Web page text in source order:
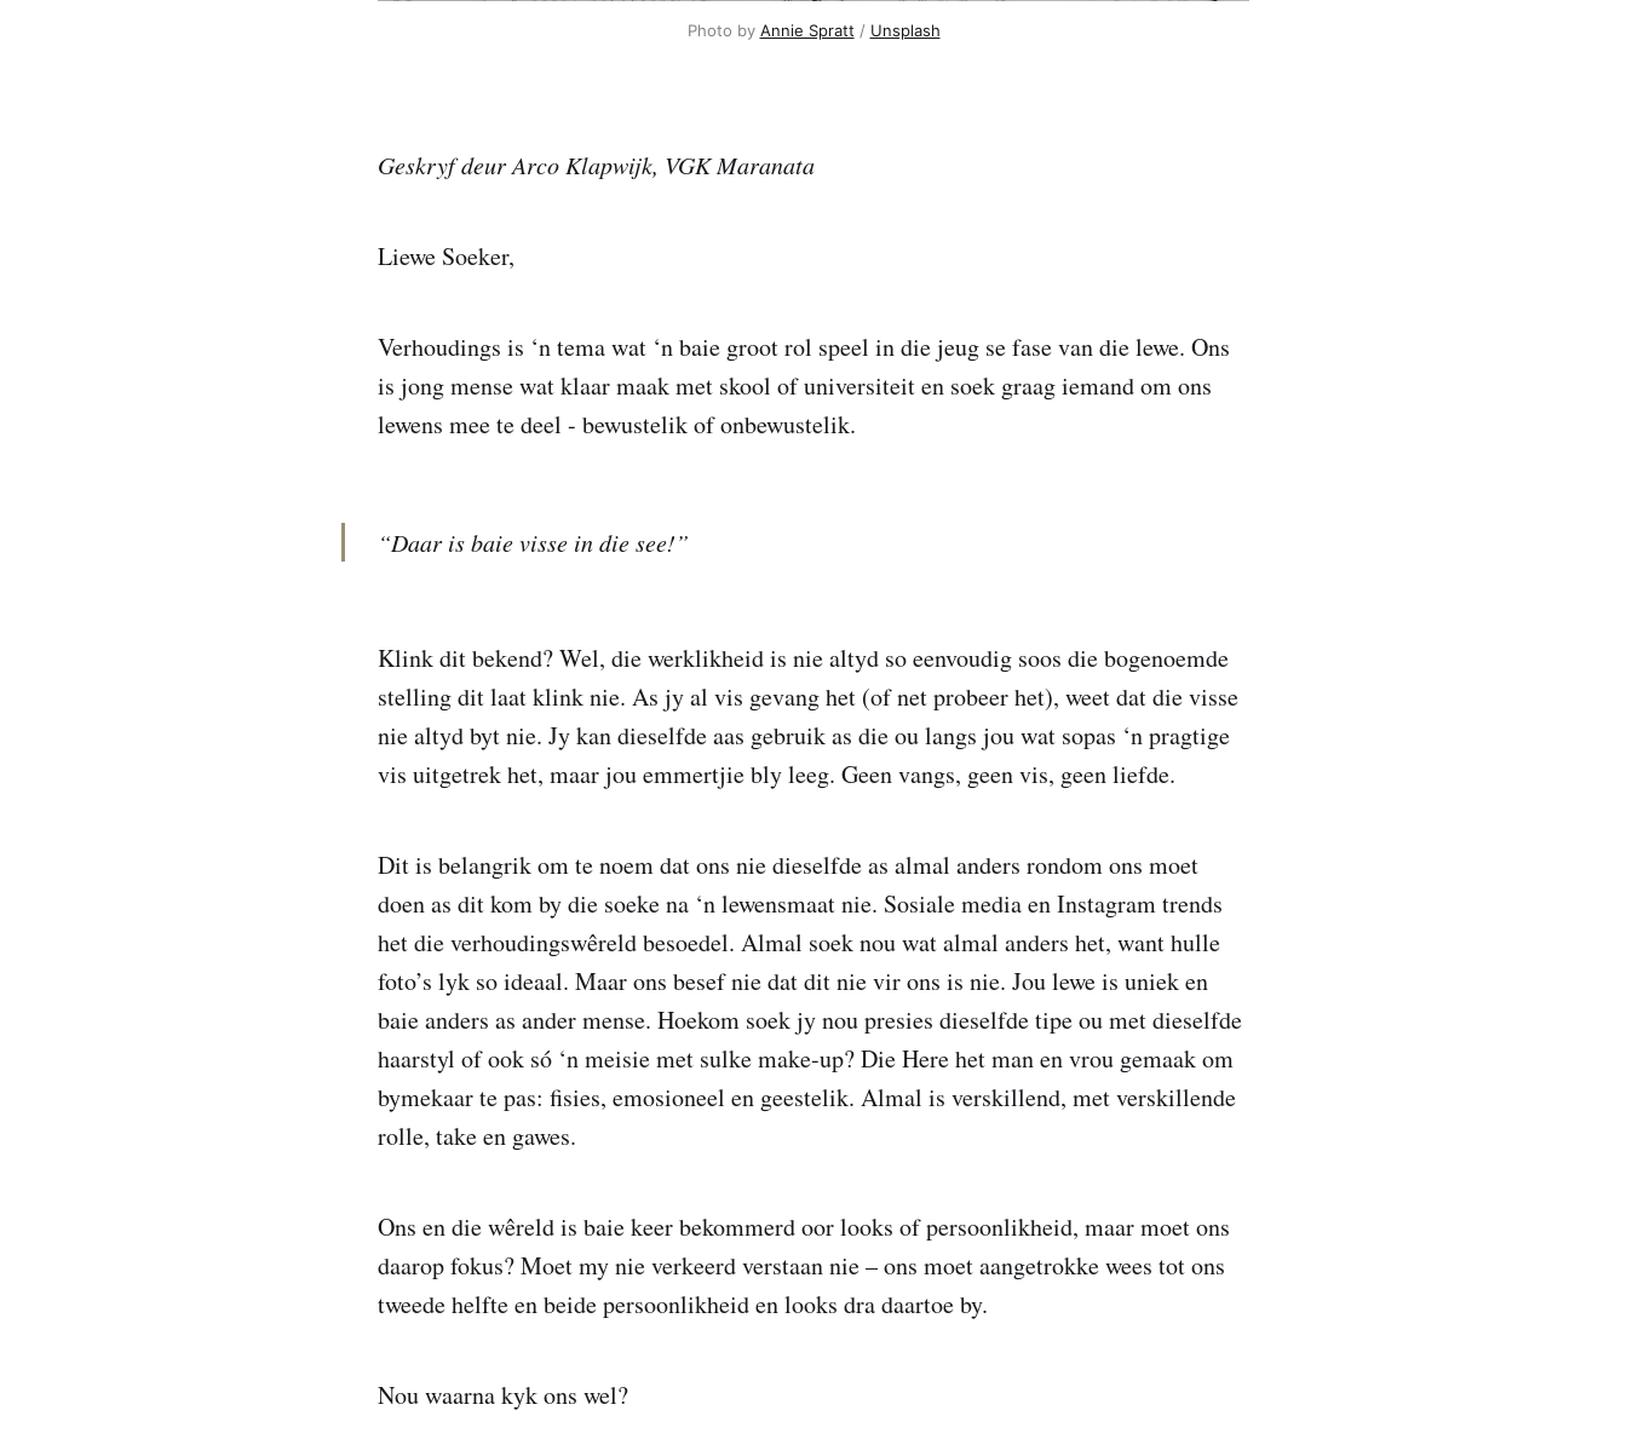
Photo by Annie Spratt / Unsplash
Geskryf deur Arco Klapwijk, VGK Maranata
Liewe Soeker,
Verhoudings is ‘n tema wat ‘n baie groot rol speel in die jeug se fase van die lewe. Ons
is jong mense wat klaar maak met skool of universiteit en soek graag iemand om ons
lewens mee te deel - bewustelik of onbewustelik.
“Daar is baie visse in die see!”
Klink dit bekend? Wel, die werklikheid is nie altyd so eenvoudig soos die bogenoemde
stelling dit laat klink nie. As jy al vis gevang het (of net probeer het), weet dat die visse
nie altyd byt nie. Jy kan dieselfde aas gebruik as die ou langs jou wat sopas ‘n pragtige
vis uitgetrek het, maar jou emmertjie bly leeg. Geen vangs, geen vis, geen liefde.
Dit is belangrik om te noem dat ons nie dieselfde as almal anders rondom ons moet
doen as dit kom by die soeke na ‘n lewensmaat nie. Sosiale media en Instagram trends
het die verhoudingswêreld besoedel. Almal soek nou wat almal anders het, want hulle
foto’s lyk so ideaal. Maar ons besef nie dat dit nie vir ons is nie. Jou lewe is uniek en
baie anders as ander mense. Hoekom soek jy nou presies dieselfde tipe ou met dieselfde
haarstyl of ook só ‘n meisie met sulke make-up? Die Here het man en vrou gemaak om
bymekaar te pas: fisies, emosioneel en geestelik. Almal is verskillend, met verskillende
rolle, take en gawes.
Ons en die wêreld is baie keer bekommerd oor looks of persoonlikheid, maar moet ons
daarop fokus? Moet my nie verkeerd verstaan nie – ons moet aangetrokke wees tot ons
tweede helfte en beide persoonlikheid en looks dra daartoe by.
Nou waarna kyk ons wel?